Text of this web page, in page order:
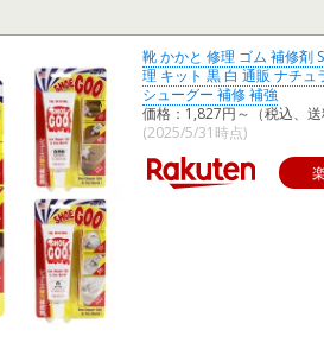
靴 かかと 修理 ゴム 補修剤
理 キット 黒 白 通販 ナチュ
シューグー 補修 補強
価格：1,827円～（税込、
(2025/5/31時点)